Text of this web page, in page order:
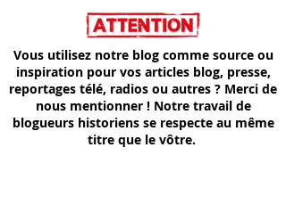
Vous utilisez notre blog comme source ou
inspiration pour vos articles blog, presse,
reportages télé, radios ou autres ? Merci de
nous mentionner ! Notre travail de
blogueurs historiens se respecte au même
titre que le vôtre.